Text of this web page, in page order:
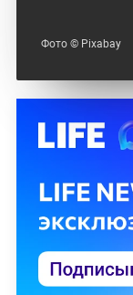
Фото © Pixabay